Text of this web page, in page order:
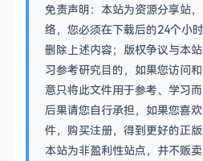
免责声明：本站为资源分享站
络，您必须在下载后的24个小
删除上述内容；版权争议与本
习参考研究目的，如果您访问
意只将此文件用于参考、学习
后果请您自行承担，如果您喜
件，购买注册，得到更好的正版
本站为非盈利性站点，并不贩